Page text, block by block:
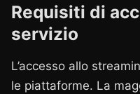
Requisiti di
servizio
L’accesso allo
le piattaforme. La